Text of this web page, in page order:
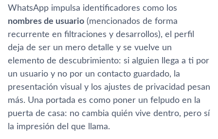
WhatsApp impulsa identificadores como los
nombres de usuario (mencionados de forma
recurrente en filtraciones y desarrollos), el perfil
deja de ser un mero detalle y se vuelve un
elemento de descubrimiento: si alguien llega a ti por
un usuario y no por un contacto guardado, la
presentación visual y los ajustes de privacidad pesan
más. Una portada es como poner un felpudo en la
puerta de casa: no cambia quién vive dentro, pero sí
la impresión del que llama.